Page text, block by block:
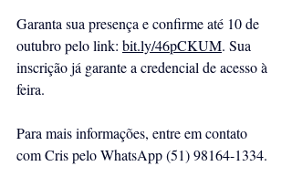
Garanta sua presença e confirme até 10 de
outubro pelo link: bit.ly/46pCKUM. Sua
inscrição já garante a credencial de acesso à
feira.
Para mais informações, entre em contato
com Cris pelo WhatsApp (51) 98164-1334.